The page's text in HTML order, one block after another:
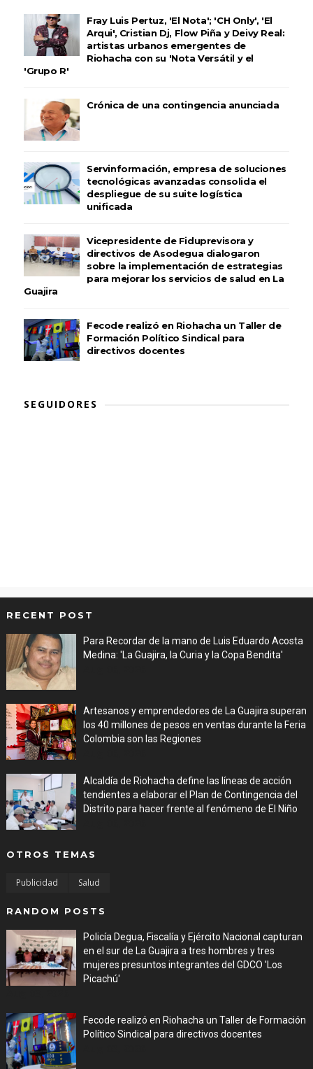
Fray Luis Pertuz, 'El Nota'; 'CH Only', 'El
Arqui', Cristian Dj, Flow Piña y Deivy Real:
artistas urbanos emergentes de
Riohacha con su 'Nota Versátil y el
'Grupo R'
Crónica de una contingencia anunciada
Servinformación, empresa de soluciones
tecnológicas avanzadas consolida el
despliegue de su suite logística
unificada
Vicepresidente de Fiduprevisora y
directivos de Asodegua dialogaron
sobre la implementación de estrategias
para mejorar los servicios de salud en La
Guajira
Fecode realizó en Riohacha un Taller de
Formación Político Sindical para
directivos docentes
SEGUIDORES
RECENT POST
Para Recordar de la mano de Luis Eduardo Acosta
Medina: 'La Guajira, la Curia y la Copa Bendita'
Artesanos y emprendedores de La Guajira superan
los 40 millones de pesos en ventas durante la Feria
Colombia son las Regiones
Alcaldía de Riohacha define las líneas de acción
tendientes a elaborar el Plan de Contingencia del
Distrito para hacer frente al fenómeno de El Niño
OTROS TEMAS
Publicidad Salud
RANDOM POSTS
Policía Degua, Fiscalía y Ejército Nacional capturan
en el sur de La Guajira a tres hombres y tres
mujeres presuntos integrantes del GDCO 'Los
Picachú'
Fecode realizó en Riohacha un Taller de Formación
Político Sindical para directivos docentes